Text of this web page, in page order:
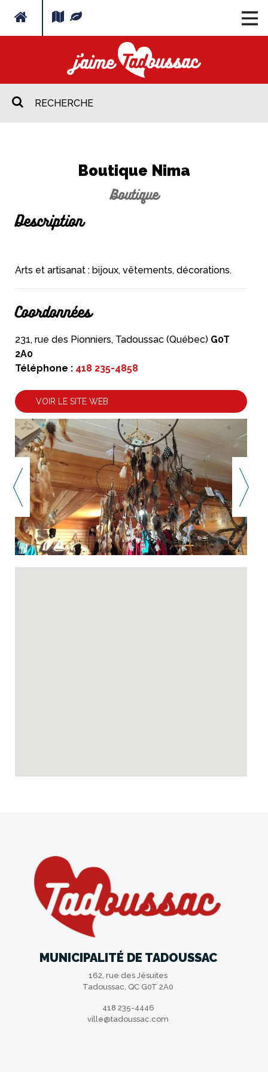
Boutique Nima
Boutique
Description
Arts et artisanat : bijoux, vêtements, décorations.
Coordonnées
231, rue des Pionniers, Tadoussac (Québec) G0T
2A0
Téléphone : 418 235-4858
VOIR LE SITE WEB
MUNICIPALITÉ DE TADOUSSAC
162, rue des Jésuites
Tadoussac, QC G0T 2A0
418 235-4446
ville@tadoussac.com